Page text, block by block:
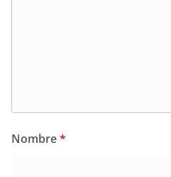
Nombre*